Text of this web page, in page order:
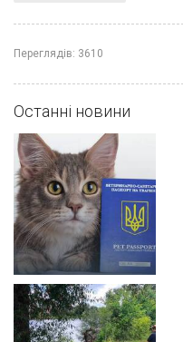
Переглядів: 3610
Останні новини